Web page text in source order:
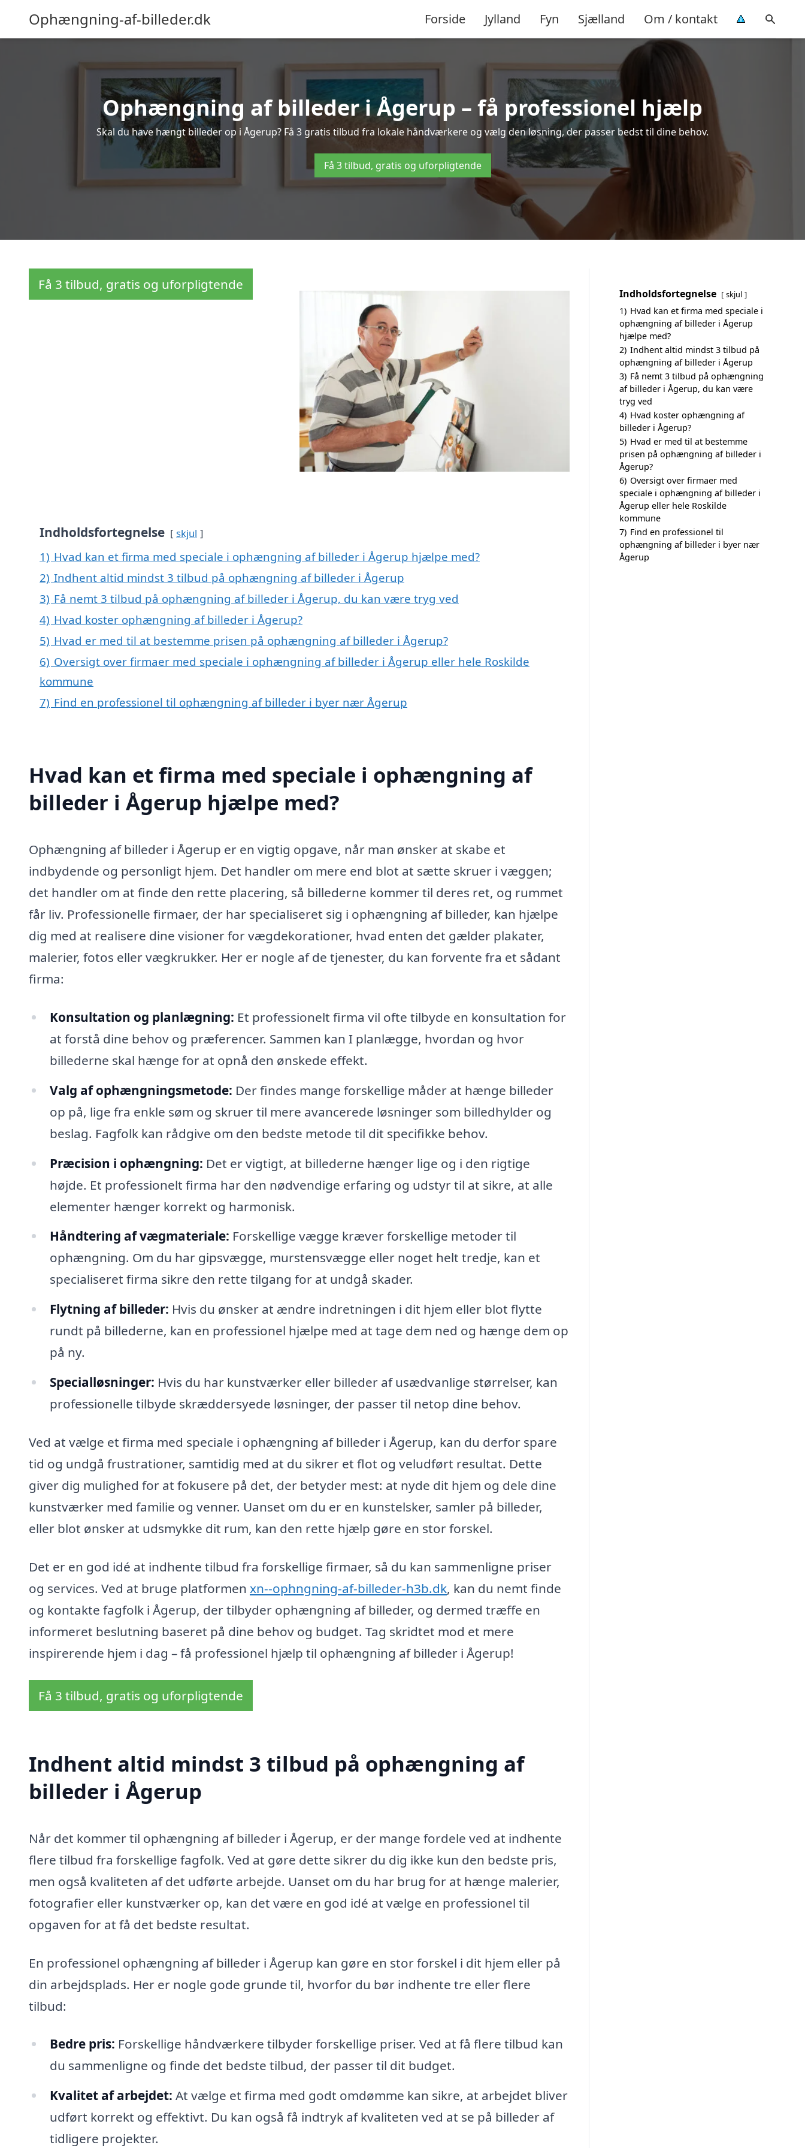
Ophængning-af-billeder.dk Forside Jylland Fyn Sjælland Om / kontakt
Ophængning af billeder i Ågerup – få professionel hjælp
Skal du have hængt billeder op i Ågerup? Få 3 gratis tilbud fra lokale håndværkere og vælg den løsning, der passer bedst til dine behov.
Få 3 tilbud, gratis og uforpligtende
Få 3 tilbud, gratis og uforpligtende
Indholdsfortegnelse skjul
1) Hvad kan et firma med speciale i ophængning af billeder i Ågerup hjælpe med?
2) Indhent altid mindst 3 tilbud på ophængning af billeder i Ågerup
3) Få nemt 3 tilbud på ophængning af billeder i Ågerup, du kan være tryg ved
4) Hvad koster ophængning af billeder i Ågerup?
5) Hvad er med til at bestemme prisen på ophængning af billeder i Ågerup?
6) Oversigt over firmaer med speciale i ophængning af billeder i Ågerup eller hele Roskilde
kommune
7) Find en professionel til ophængning af billeder i byer nær Ågerup
Hvad kan et firma med speciale i ophængning af
billeder i Ågerup hjælpe med?
Ophængning af billeder i Ågerup er en vigtig opgave, når man ønsker at skabe et
indbydende og personligt hjem. Det handler om mere end blot at sætte skruer i væggen;
det handler om at finde den rette placering, så billederne kommer til deres ret, og rummet
får liv. Professionelle firmaer, der har specialiseret sig i ophængning af billeder, kan hjælpe
dig med at realisere dine visioner for vægdekorationer, hvad enten det gælder plakater,
malerier, fotos eller vægkrukker. Her er nogle af de tjenester, du kan forvente fra et sådant
firma:
Konsultation og planlægning: Et professionelt firma vil ofte tilbyde en konsultation for
at forstå dine behov og præferencer. Sammen kan I planlægge, hvordan og hvor
billederne skal hænge for at opnå den ønskede effekt.
Valg af ophængningsmetode: Der findes mange forskellige måder at hænge billeder
op på, lige fra enkle søm og skruer til mere avancerede løsninger som billedhylder og
beslag. Fagfolk kan rådgive om den bedste metode til dit specifikke behov.
Præcision i ophængning: Det er vigtigt, at billederne hænger lige og i den rigtige
højde. Et professionelt firma har den nødvendige erfaring og udstyr til at sikre, at alle
elementer hænger korrekt og harmonisk.
Håndtering af vægmateriale: Forskellige vægge kræver forskellige metoder til
ophængning. Om du har gipsvægge, murstensvægge eller noget helt tredje, kan et
specialiseret firma sikre den rette tilgang for at undgå skader.
Flytning af billeder: Hvis du ønsker at ændre indretningen i dit hjem eller blot flytte
rundt på billederne, kan en professionel hjælpe med at tage dem ned og hænge dem op
på ny.
Specialløsninger: Hvis du har kunstværker eller billeder af usædvanlige størrelser, kan
professionelle tilbyde skræddersyede løsninger, der passer til netop dine behov.
Ved at vælge et firma med speciale i ophængning af billeder i Ågerup, kan du derfor spare
tid og undgå frustrationer, samtidig med at du sikrer et flot og veludført resultat. Dette
giver dig mulighed for at fokusere på det, der betyder mest: at nyde dit hjem og dele dine
kunstværker med familie og venner. Uanset om du er en kunstelsker, samler på billeder,
eller blot ønsker at udsmykke dit rum, kan den rette hjælp gøre en stor forskel.
Det er en god idé at indhente tilbud fra forskellige firmaer, så du kan sammenligne priser
og services. Ved at bruge platformen xn--ophngning-af-billeder-h3b.dk, kan du nemt finde
og kontakte fagfolk i Ågerup, der tilbyder ophængning af billeder, og dermed træffe en
informeret beslutning baseret på dine behov og budget. Tag skridtet mod et mere
inspirerende hjem i dag – få professionel hjælp til ophængning af billeder i Ågerup!
Få 3 tilbud, gratis og uforpligtende
Indhent altid mindst 3 tilbud på ophængning af
billeder i Ågerup
Når det kommer til ophængning af billeder i Ågerup, er der mange fordele ved at indhente
flere tilbud fra forskellige fagfolk. Ved at gøre dette sikrer du dig ikke kun den bedste pris,
men også kvaliteten af det udførte arbejde. Uanset om du har brug for at hænge malerier,
fotografier eller kunstværker op, kan det være en god idé at vælge en professionel til
opgaven for at få det bedste resultat.
En professionel ophængning af billeder i Ågerup kan gøre en stor forskel i dit hjem eller på
din arbejdsplads. Her er nogle gode grunde til, hvorfor du bør indhente tre eller flere
tilbud:
Bedre pris: Forskellige håndværkere tilbyder forskellige priser. Ved at få flere tilbud kan
du sammenligne og finde det bedste tilbud, der passer til dit budget.
Kvalitet af arbejdet: At vælge et firma med godt omdømme kan sikre, at arbejdet bliver
udført korrekt og effektivt. Du kan også få indtryk af kvaliteten ved at se på billeder af
tidligere projekter.
Indholdsfortegnelse skjul
1) Hvad kan et firma med speciale i
ophængning af billeder i Ågerup
hjælpe med?
2) Indhent altid mindst 3 tilbud på
ophængning af billeder i Ågerup
3) Få nemt 3 tilbud på ophængning
af billeder i Ågerup, du kan være
tryg ved
4) Hvad koster ophængning af
billeder i Ågerup?
5) Hvad er med til at bestemme
prisen på ophængning af billeder i
Ågerup?
6) Oversigt over firmaer med
speciale i ophængning af billeder i
Ågerup eller hele Roskilde
kommune
7) Find en professionel til
ophængning af billeder i byer nær
Ågerup